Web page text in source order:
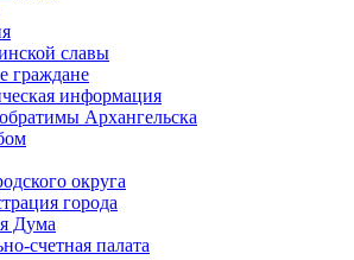
славы
граждане
информация
Архангельска
округа
города
Дума
счетная палата